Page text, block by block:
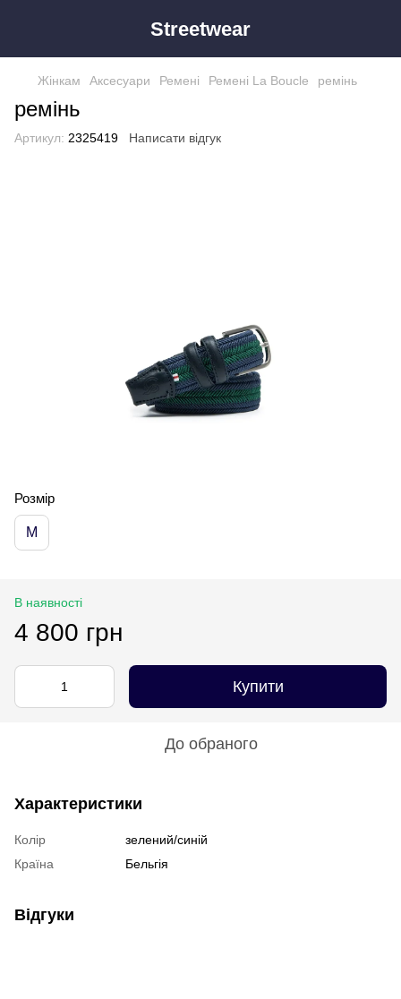
Streetwear
Жінкам Аксесуари Ремені Ремені La Boucle ремiнь
ремiнь
Артикул: 2325419 Написати відгук
Розмір
M
В наявності
4 800 грн
Купити
До обраного
Характеристики
Колір
зелений/синій
Країна
Бельгія
Відгуки